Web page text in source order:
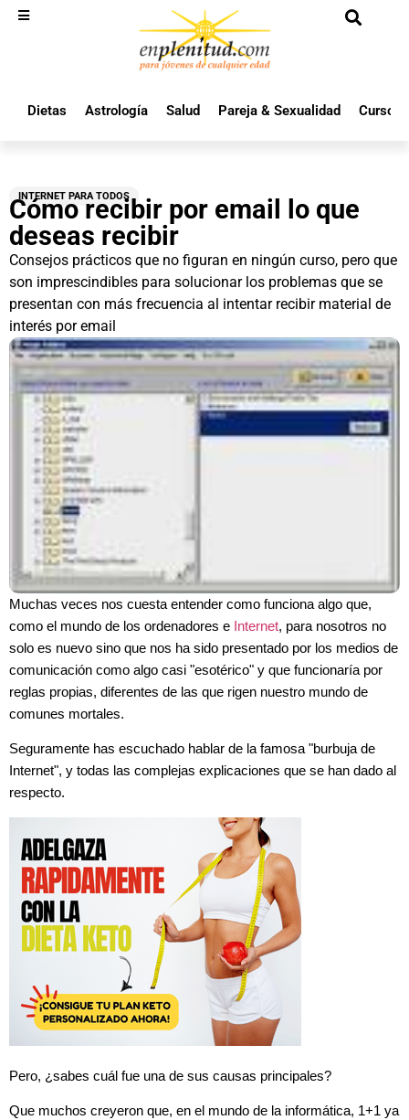
Dietas Astrología Salud Pareja & Sexualidad Cursos
INTERNET PARA TODOS
Cómo recibir por email lo que
deseas recibir
Consejos prácticos que no figuran en ningún curso, pero que
son imprescindibles para solucionar los problemas que se
presentan con más frecuencia al intentar recibir material de
interés por email
Muchas veces nos cuesta entender como funciona algo que,
como el mundo de los ordenadores e Internet, para nosotros no
solo es nuevo sino que nos ha sido presentado por los medios de
comunicación como algo casi "esotérico" y que funcionaría por
reglas propias, diferentes de las que rigen nuestro mundo de
comunes mortales.
Seguramente has escuchado hablar de la famosa "burbuja de
Internet", y todas las complejas explicaciones que se han dado al
respecto.
Pero, ¿sabes cuál fue una de sus causas principales?
Que muchos creyeron que, en el mundo de la informática, 1+1 ya